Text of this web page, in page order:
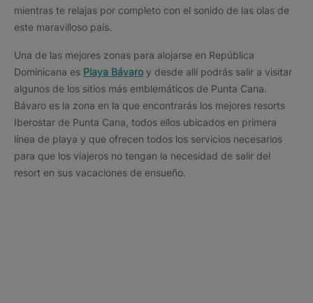
mientras te relajas por completo con el sonido de las olas de
este maravilloso país.
Una de las mejores zonas para alojarse en República
Dominicana es Playa Bávaro y desde allí podrás salir a visitar
algunos de los sitios más emblemáticos de Punta Cana.
Bávaro es la zona en la que encontrarás los mejores resorts
Iberostar de Punta Cana, todos ellos ubicados en primera
línea de playa y que ofrecen todos los servicios necesarios
para que los viajeros no tengan la necesidad de salir del
resort en sus vacaciones de ensueño.